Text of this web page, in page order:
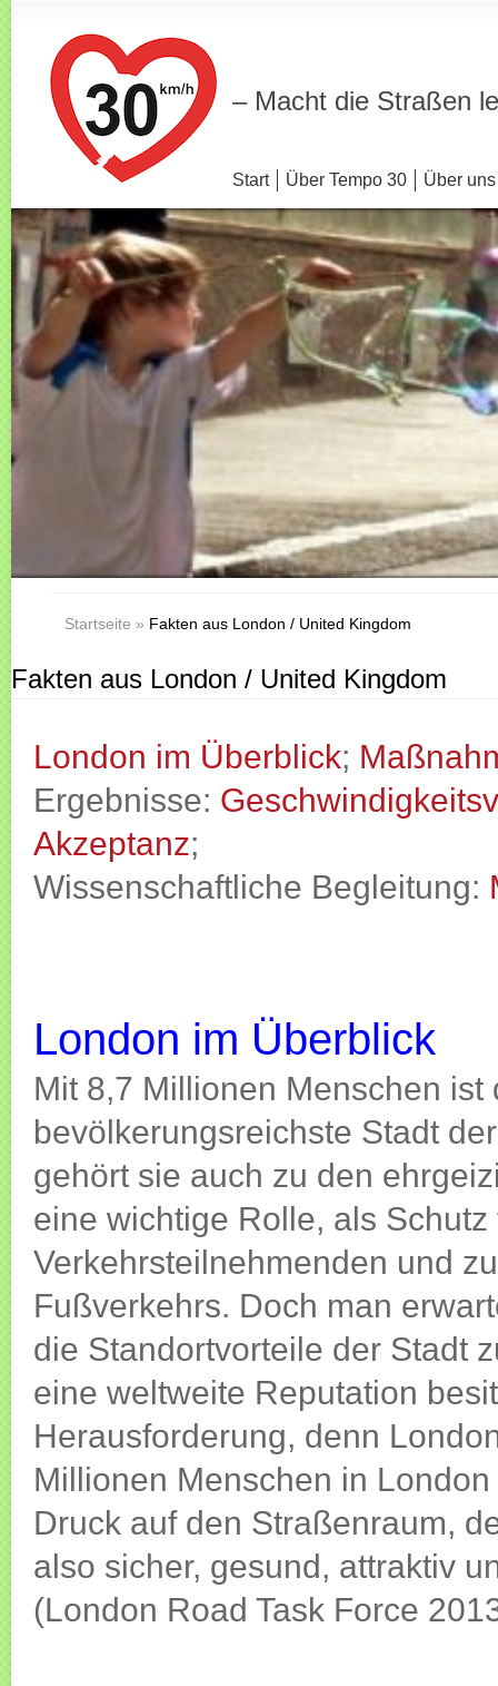
– Macht die Straßen
Start Über Tempo 30 Über uns
Startseite » Fakten aus London / United Kingdom
Fakten aus London / United Kingdom
London im Überblick;
Ergebnisse:
Akzeptanz;
Wissenschaftliche Begleitung:
London im Überblick
Mit 8,7 Millionen Menschen
bevölkerungsreichste Stadt
gehört sie auch zu den
eine wichtige Rolle, als
Verkehrsteilnehmenden und
Fußverkehrs. Doch man
die Standortvorteile der Stadt
eine weltweite Reputation
Herausforderung, denn
Millionen Menschen in
Druck auf den Straßenraum,
also sicher, gesund, attraktiv
(London Road Task Force